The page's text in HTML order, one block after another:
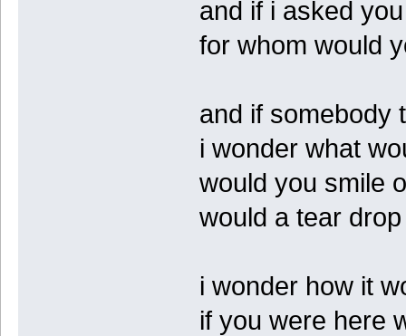
and if i asked
for whom would
and if somebody
i wonder what
would you smile
would a tear
i wonder how it
if you were here